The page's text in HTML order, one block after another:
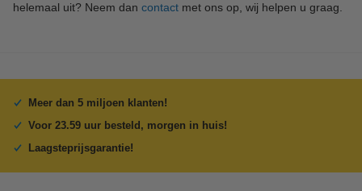
helemaal uit? Neem dan contact met ons op, wij helpen u graag.
Meer dan 5 miljoen klanten!
Voor 23.59 uur besteld, morgen in huis!
Laagsteprijsgarantie!